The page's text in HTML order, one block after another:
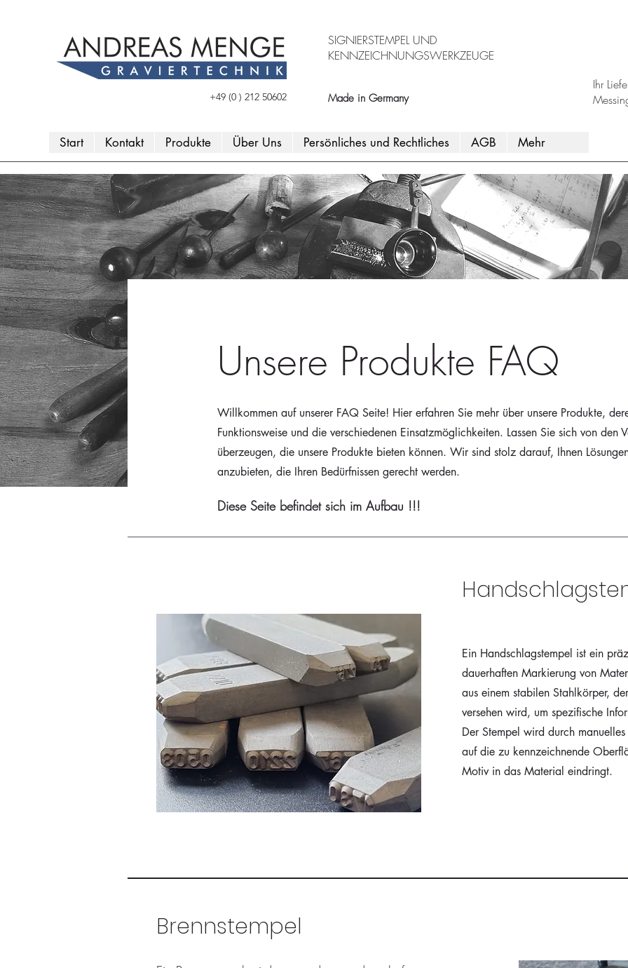
+49 (0 ) 212 50602
SIGNIERSTEMPEL UND
KENNZEICHNUNGSWERKZEUGE
Made in Germany
Ihr
Start Kontakt Produkte Über Uns Persönliches und Rechtliches AGB Mehr
Unsere Produkte FAQ
Willkommen auf unserer FAQ Seite! Hier erfahren Sie mehr über unsere Produkte,
Funktionsweise und die verschiedenen Einsatzmöglichkeiten. Lassen Sie sich von den
überzeugen, die unsere Produkte bieten können. Wir sind stolz darauf, Ihnen
anzubieten, die Ihren Bedürfnissen gerecht werden.
Diese Seite befindet sich im Aufbau !!!
Ein Handschlagstempel ist ein
dauerhaften Markierung von
aus einem stabilen Stahlkörper,
versehen wird, um spezifische
Der Stempel wird durch
auf die zu kennzeichnende
Motiv in das Material eindringt.
Brennstempel